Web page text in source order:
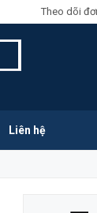
Theo dõi
Liên hệ